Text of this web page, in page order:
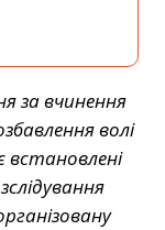
за вчинення
волі